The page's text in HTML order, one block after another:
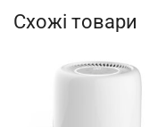
Схожі товари